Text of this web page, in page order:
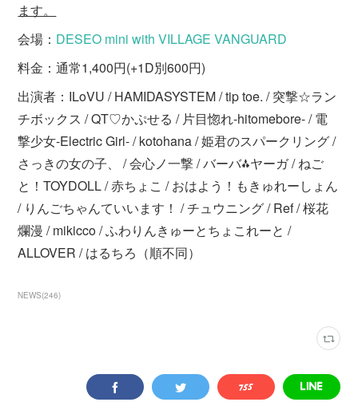
ます。
会場： DESEO mini with VILLAGE VANGUARD
料金：通常1,400円(+1D別600円)
出演者：ILoVU / HAMIDASYSTEM / tip toe. / 突撃☆ラン
チボックス / QT♡かぷせる / 片目惚れ-hitomebore- / 電
撃少女-Electric Girl- / kotohana / 姫君のスパークリング /
さっきの女の子、 / 会心ノ一撃 / バーバ⁂ヤーガ / ねご
と！TOYDOLL / 赤ちょこ / おはよう！もきゅれーしょん
/ りんごちゃんていいます！ / チュウニング / Ref / 桜花
爛漫 / mikicco / ふわりんきゅーとちょこれーと /
ALLOVER / はるちろ（順不同）
NEWS(246)